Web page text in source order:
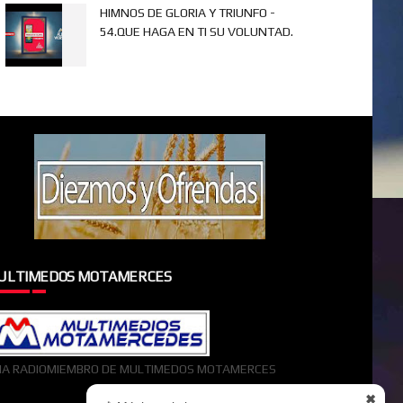
✖
HIMNOS DE GLORIA Y TRIUNFO -
54.QUE HAGA EN TI SU VOLUNTAD.
MOTAMERCES
RADIOMIEMBRO DE MULTIMEDOS MOTAMERCES